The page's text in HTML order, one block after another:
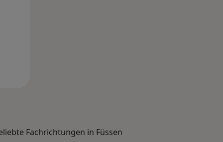
Fachrichtungen in Füssen